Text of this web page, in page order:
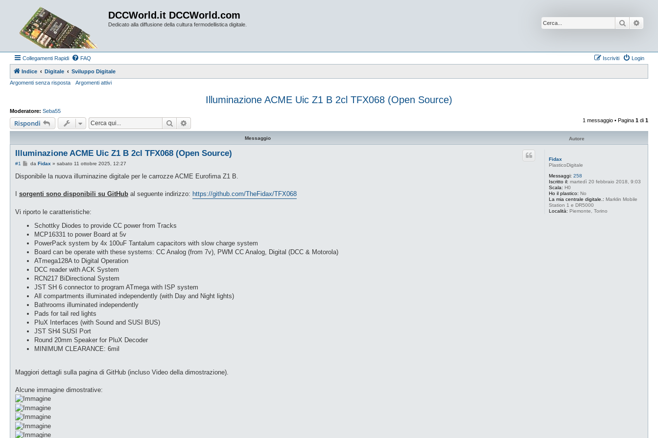
DCCWorld.it DCCWorld.com
Dedicato alla diffusione della cultura fermodellistica digitale. Cerca
Collegamenti Rapidi FAQ Login
Iscriviti
Indice Digitale
Sviluppo Digitale
Argomenti senza risposta
Argomenti attivi
Illuminazione ACME Uic Z1 B 2cl TFX068 (Open Source)
Moderatore: Seba55
Rispondi Cerca 1 messaggio • Pagina 1 di 1
Messaggio Autore
Fidax
PlasticoDigitale
Messaggi: 258
Iscritto il: martedì 20 febbraio 2018, 9:03
Scala: H0
Ho il plastico: No
La mia centrale digitale.: Marklin Mobile
Station 1 e DR5000
Località: Piemonte, Torino
Illuminazione ACME Uic Z1 B 2cl TFX068 (Open Source)
#1
M
s
g
g
o
da Fidax » sabato 11 ottobre 2025, 12:27
Disponibile la nuova illuminazine digitale per le carrozze ACME Eurofima Z1 B.
I sorgenti sono disponibili su GitHub al seguente indirizzo: https://github.com/TheFidax/TFX068
Vi riporto le caratteristiche:
Schottky Diodes to provide CC power from Tracks
MCP16331 to power Board at 5v
PowerPack system by 4x 100uF Tantalum capacitors with slow charge system
Board can be operate with these systems: CC Analog (from 7v), PWM CC Analog, Digital (DCC & Motorola)
ATmega128A to Digital Operation
DCC reader with ACK System
RCN217 BiDirectional System
JST SH 6 connector to program ATmega with ISP system
All compartments illuminated independently (with Day and Night lights)
Bathrooms illuminated independently
Pads for tail red lights
PluX Interfaces (with Sound and SUSI BUS)
JST SH4 SUSI Port
Round 20mm Speaker for PluX Decoder
MINIMUM CLEARANCE: 6mil
Maggiori dettagli sulla pagina di GitHub (incluso Video della dimostrazione).
Alcune immagine dimostrative: